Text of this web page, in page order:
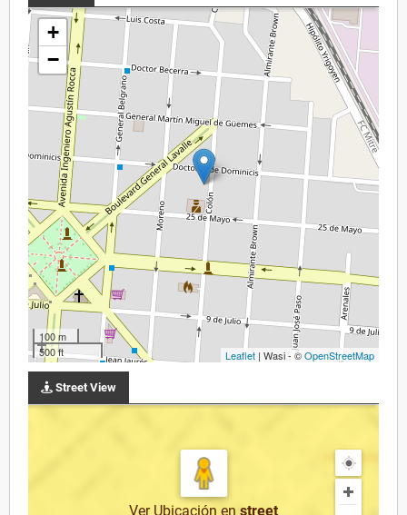
+
−
100 m
500 ft
Leaflet | Wasi - ©OpenStreetMap
Street View
Ver Ubicación en street